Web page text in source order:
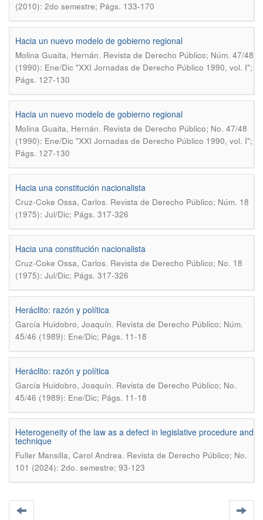
(2010): 2do semestre; Págs. 133-170
Hacia un nuevo modelo de gobierno regional
Molina Guaita, Hernán. Revista de Derecho Público; Núm. 47/48
(1990): Ene/Dic "XXI Jornadas de Derecho Público 1990, vol. I";
Págs. 127-130
Hacia un nuevo modelo de gobierno regional
Molina Guaita, Hernán. Revista de Derecho Público; No. 47/48
(1990): Ene/Dic "XXI Jornadas de Derecho Público 1990, vol. I";
Págs. 127-130
Hacia una constitución nacionalista
Cruz-Coke Ossa, Carlos. Revista de Derecho Público; Núm. 18
(1975): Jul/Dic; Págs. 317-326
Hacia una constitución nacionalista
Cruz-Coke Ossa, Carlos. Revista de Derecho Público; No. 18
(1975): Jul/Dic; Págs. 317-326
Heráclito: razón y política
García Huidobro, Joaquín. Revista de Derecho Público; Núm.
45/46 (1989): Ene/Dic; Págs. 11-18
Heráclito: razón y política
García Huidobro, Joaquín. Revista de Derecho Público; No.
45/46 (1989): Ene/Dic; Págs. 11-18
Heterogeneity of the law as a defect in legislative procedure and
technique
Fuller Mansilla, Carol Andrea. Revista de Derecho Público; No.
101 (2024): 2do. semestre; 93-123